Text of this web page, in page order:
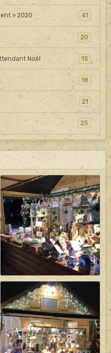
» 2020 41
20
Noël 15
18
21
25